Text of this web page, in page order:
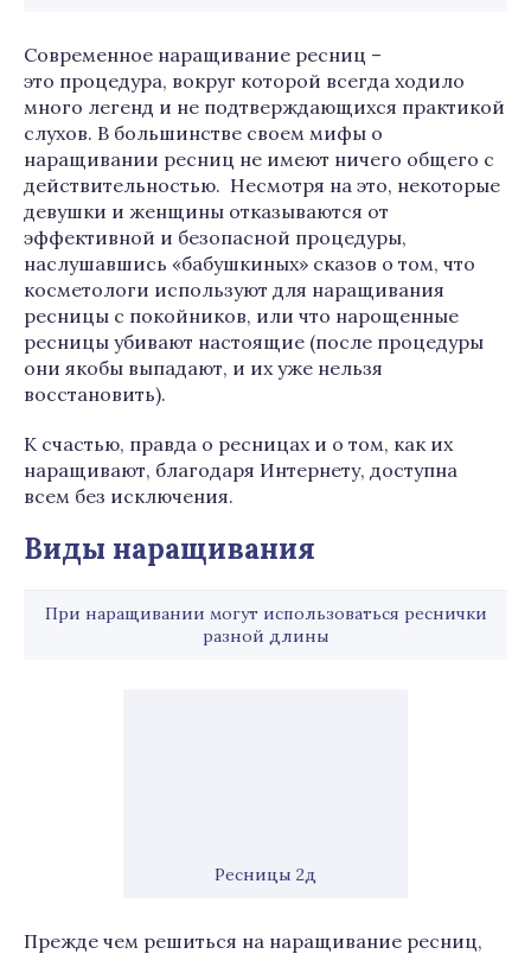
Современное наращивание ресниц –
это процедура, вокруг которой всегда ходило
много легенд и не подтверждающихся практикой
слухов. В большинстве своем мифы о
наращивании ресниц не имеют ничего общего с
действительностью. Несмотря на это, некоторые
девушки и женщины отказываются от
эффективной и безопасной процедуры,
наслушавшись «бабушкиных» сказов о том, что
косметологи используют для наращивания
ресницы с покойников, или что нарощенные
ресницы убивают настоящие (после процедуры
они якобы выпадают, и их уже нельзя
восстановить).
К счастью, правда о ресницах и о том, как их
наращивают, благодаря Интернету, доступна
всем без исключения.
Виды наращивания
При наращивании могут использоваться реснички
разной длины
Ресницы 2д
Прежде чем решиться на наращивание ресниц,